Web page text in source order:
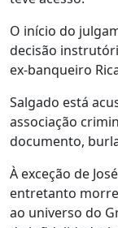
O início do
decisão
ex-banqueiro
Salgado está
associação
documento,
À exceção de
entretanto
ao universo do